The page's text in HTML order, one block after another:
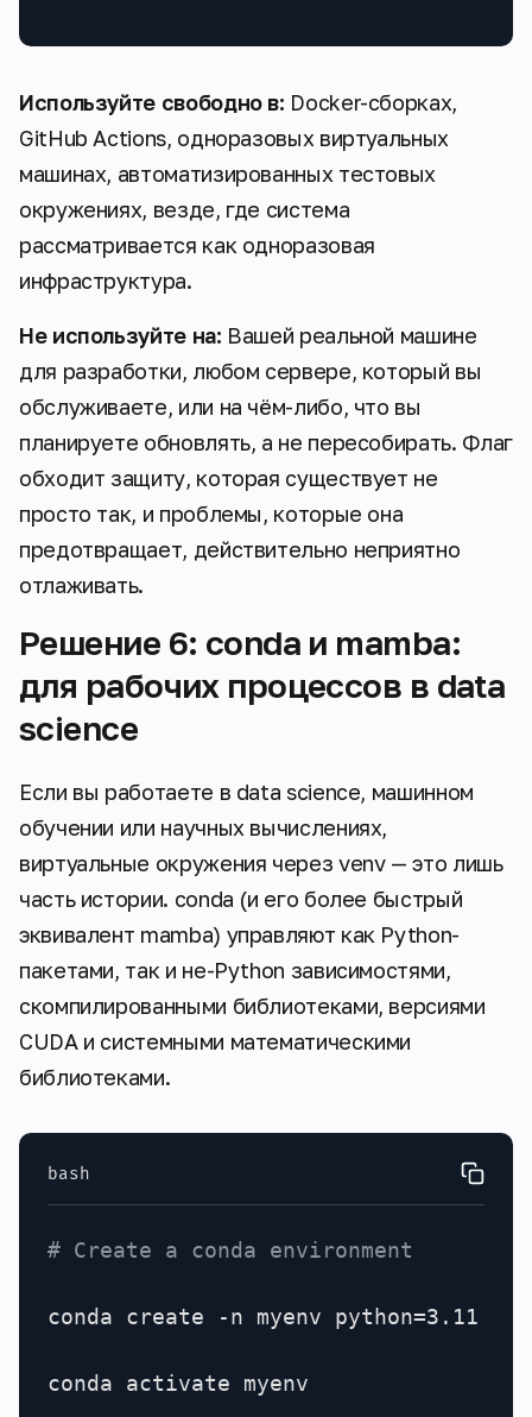
Используйте свободно в: Docker-сборках,
GitHub Actions, одноразовых виртуальных
машинах, автоматизированных тестовых
окружениях, везде, где система
рассматривается как одноразовая
инфраструктура.
Не используйте на: Вашей реальной машине
для разработки, любом сервере, который вы
обслуживаете, или на чём-либо, что вы
планируете обновлять, а не пересобирать. Флаг
обходит защиту, которая существует не
просто так, и проблемы, которые она
предотвращает, действительно неприятно
отлаживать.
Решение 6: conda и mamba:
для рабочих процессов в data
science
Если вы работаете в data science, машинном
обучении или научных вычислениях,
виртуальные окружения через venv — это лишь
часть истории. conda (и его более быстрый
эквивалент mamba) управляют как Python-
пакетами, так и не-Python зависимостями,
скомпилированными библиотеками, версиями
CUDA и системными математическими
библиотеками.
bash
# Create a conda environment
conda create -n myenv python=3.11
conda activate myenv